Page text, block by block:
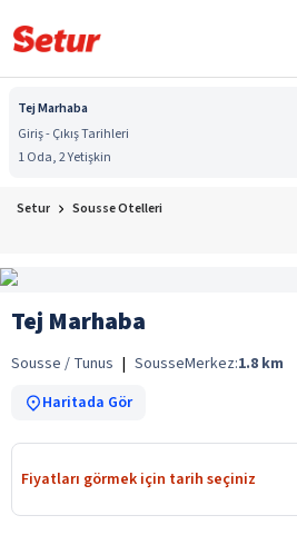
Tej Marhaba
Giriş - Çıkış Tarihleri
1 Oda, 2 Yetişkin
Setur Sousse Otelleri
Tej Marhaba
Sousse / Tunus | SousseMerkez:1.8 km
Haritada Gör
Fiyatları görmek için tarih seçiniz